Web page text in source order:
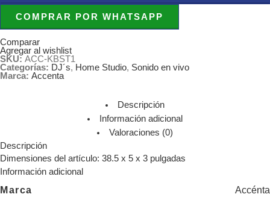
COMPRAR POR WHATSAPP
Comparar
Agregar al wishlist
SKU: ACC-KBST1
Categorías: DJ´s, Home Studio, Sonido en vivo
Marca: Accenta
Descripción
Información adicional
Valoraciones (0)
Descripción
Dimensiones del artículo: 38.5 x 5 x 3 pulgadas
Información adicional
Marca Accénta